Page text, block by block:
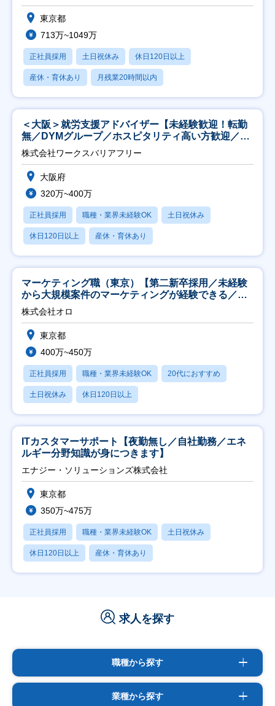
東京都
713万~1049万
正社員採用 土日祝休み 休日120日以上
産休・育休あり 月残業20時間以内
＜大阪＞就労支援アドバイザー【未経験歓迎！転勤
無／DYMグループ／ホスピタリティ高い方歓迎／土
日祝】
株式会社ワークスバリアフリー
大阪府
320万~400万
正社員採用 職種・業界未経験OK 土日祝休み
休日120日以上 産休・育休あり
マーケティング職（東京）【第二新卒採用／未経験
から大規模案件のマーケティングが経験できる／研
修充実】
株式会社オロ
東京都
400万~450万
正社員採用 職種・業界未経験OK 20代におすすめ
土日祝休み 休日120日以上
ITカスタマーサポート【夜勤無し／自社勤務／エネ
ルギー分野知識が身につきます】
エナジー・ソリューションズ株式会社
東京都
350万~475万
正社員採用 職種・業界未経験OK 土日祝休み
休日120日以上 産休・育休あり
求人を探す
職種から探す
業種から探す